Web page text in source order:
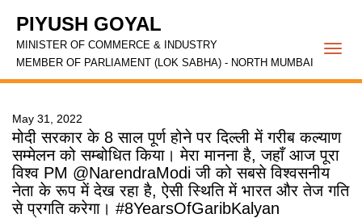
PIYUSH GOYAL
MINISTER OF COMMERCE & INDUSTRY
MEMBER OF PARLIAMENT (LOK SABHA) - NORTH MUMBAI
May 31, 2022
मोदी सरकार के 8 साल पूर्ण होने पर दिल्ली में गरीब कल्याण
सम्मेलन को सम्बोधित किया। मेरा मानना है, जहाँ आज पूरा
विश्व PM @NarendraModi जी को सबसे विश्वसनीय
नेता के रूप में देख रहा है, ऐसी स्थिति में भारत और तेज गति
से प्रगति करेगा। #8YearsOfGaribKalyan